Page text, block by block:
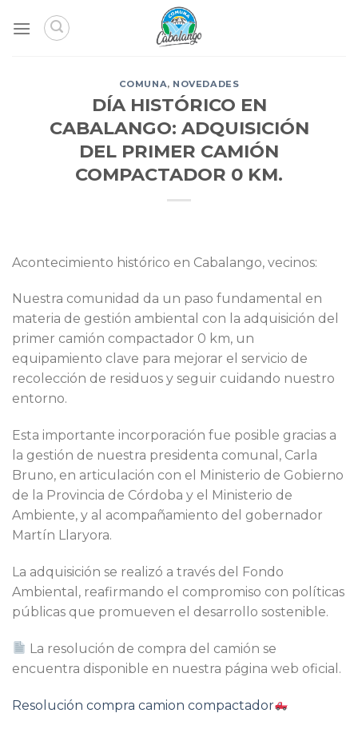
COMUNA, NOVEDADES
DÍA HISTÓRICO EN
CABALANGO: ADQUISICIÓN
DEL PRIMER CAMIÓN
COMPACTADOR 0 KM.
Acontecimiento histórico en Cabalango, vecinos:
Nuestra comunidad da un paso fundamental en
materia de gestión ambiental con la adquisición del
primer camión compactador 0 km, un
equipamiento clave para mejorar el servicio de
recolección de residuos y seguir cuidando nuestro
entorno.
Esta importante incorporación fue posible gracias a
la gestión de nuestra presidenta comunal, Carla
Bruno, en articulación con el Ministerio de Gobierno
de la Provincia de Córdoba y el Ministerio de
Ambiente, y al acompañamiento del gobernador
Martín Llaryora.
La adquisición se realizó a través del Fondo
Ambiental, reafirmando el compromiso con políticas
públicas que promueven el desarrollo sostenible.
La resolución de compra del camión se
encuentra disponible en nuestra página web oficial.
Resolución compra camion compactador